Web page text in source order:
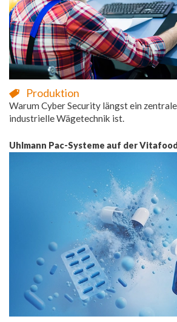
Produktion
Warum Cyber Security längst ein
industrielle Wägetechnik ist.
Uhlmann Pac-Systeme auf der